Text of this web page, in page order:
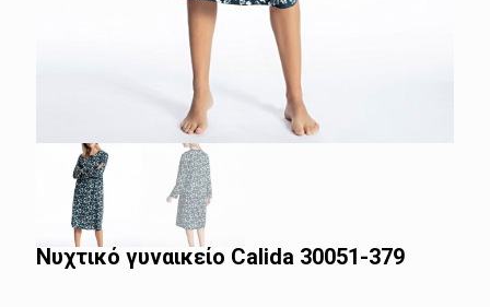
Νυχτικό γυναικείο Calida 30051-379